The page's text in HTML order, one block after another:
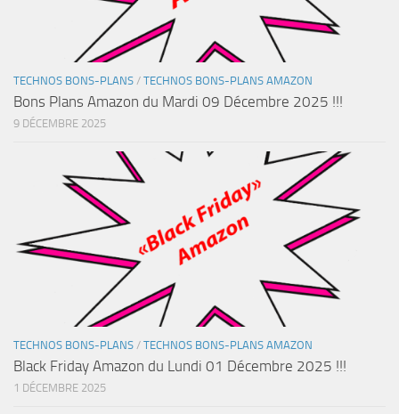
TECHNOS BONS-PLANS / TECHNOS BONS-PLANS AMAZON
Bons Plans Amazon du Mardi 09 Décembre 2025 !!!
9 DÉCEMBRE 2025
TECHNOS BONS-PLANS / TECHNOS BONS-PLANS AMAZON
Black Friday Amazon du Lundi 01 Décembre 2025 !!!
1 DÉCEMBRE 2025